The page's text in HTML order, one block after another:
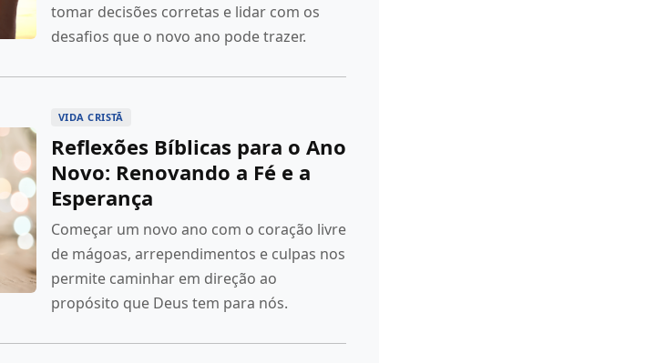
tomar decisões corretas e lidar com os
desafios que o novo ano pode trazer.
VIDA CRISTÃ
Reflexões Bíblicas para o Ano
Novo: Renovando a Fé e a
Esperança
Começar um novo ano com o coração livre
de mágoas, arrependimentos e culpas nos
permite caminhar em direção ao
propósito que Deus tem para nós.